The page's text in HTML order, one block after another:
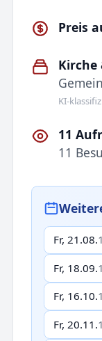
Preis
Kirche
KI-
11
11
Fr, 21.08.
Fr, 18.09.
Fr, 16.10.
Fr, 20.11.